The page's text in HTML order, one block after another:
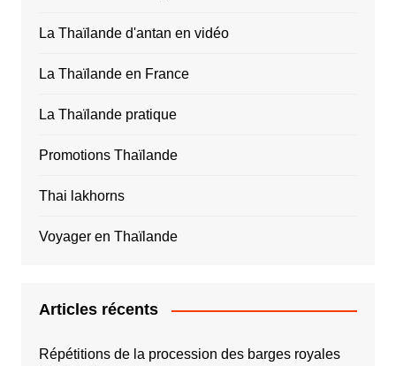
La Thaïlande d'antan en vidéo
La Thaïlande en France
La Thaïlande pratique
Promotions Thaïlande
Thai lakhorns
Voyager en Thaïlande
Articles récents
Répétitions de la procession des barges royales